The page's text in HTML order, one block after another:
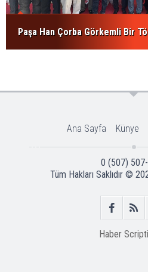
Paşa Han Çorba Görkemli Bir
Ana Sayfa Künye
0 (507)
Tüm Hakları Saklıdır ©
Haber Scripti